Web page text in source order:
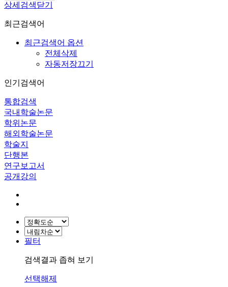
상세검색닫기
최근검색어
최근검색어 옵션
전체삭제
자동저장끄기
인기검색어
통합검색
국내학술논문
학위논문
해외학술논문
학술지
단행본
연구보고서
공개강의
필터
검색결과 좁혀 보기
선택해제